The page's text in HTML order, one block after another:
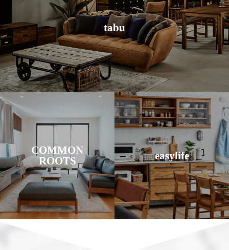
tabu
タブ
使い込む事で経年変化していく革の表情や座り心地、その格
好良さを味わえるソファブランドです。 遊び心を忘れずユ
ーモラスで、冒険的なモノ造りを心掛けながら、寛ぎの座り
心地とリラックス空間の提案をしています。
COMMON
ROOTS
コモンルーツ
COMMON ROOTS（コ
モンルーツ）は、
MASTERWALの原点で
ある「WILDWOOD」
の“Go for nature with
primitive modern”の精神 easylife
イージーライフ
気楽に落ち着ける場所を
テーマに、やさしさや温
もりのあるデザインに独
自のインスピレーション
を加えた、使い勝手の良
い機能的な家具を提案し
ています。木材の表情、
風合いや質感を重視し、
オイルでナチュラルに仕
上げています。
家具をチェッ
ク